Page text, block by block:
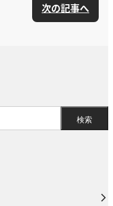
次の記事へ